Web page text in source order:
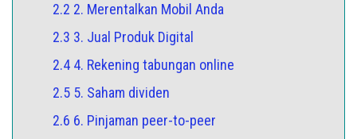
2.2 2. Merentalkan Mobil Anda
2.3 3. Jual Produk Digital
2.4 4. Rekening tabungan online
2.5 5. Saham dividen
2.6 6. Pinjaman peer-to-peer